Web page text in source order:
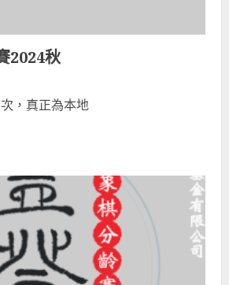
2024秋
，真正為本地